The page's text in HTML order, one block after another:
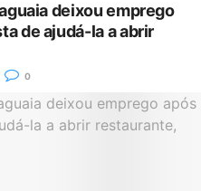
deixou emprego
de ajudá-la a abrir
0